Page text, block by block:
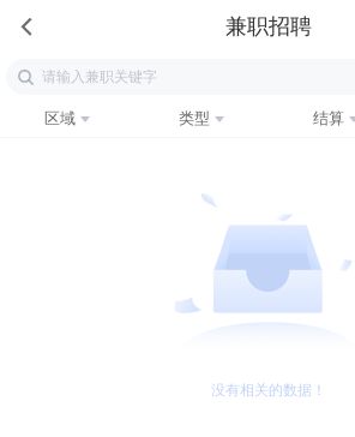
兼职招聘
区域 类型 结算
没有相关的数据！